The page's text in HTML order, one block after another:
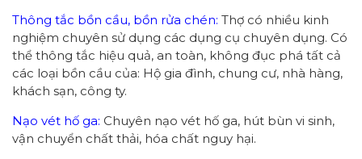
Thông tắc bồn cầu, bồn rửa chén: Thợ có nhiều kinh
nghiệm chuyên sử dụng các dụng cụ chuyên dụng. Có
thể thông tắc hiệu quả, an toàn, không đục phá tất cả
các loại bồn cầu của: Hộ gia đình, chung cư, nhà hàng,
khách sạn, công ty.
Nạo vét hố ga: Chuyên nạo vét hố ga, hút bùn vi sinh,
vận chuyển chất thải, hóa chất nguy hại.